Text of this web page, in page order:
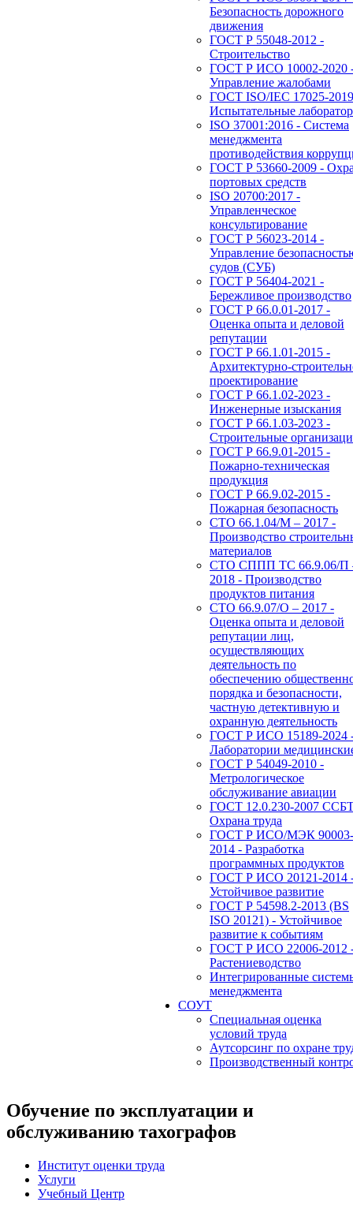
Безопасность дорожного
движения
ГОСТ Р 55048-2012 -
Строительство
ГОСТ Р ИСО 10002-2020
Управление жалобами
ГОСТ ISO/IEC 17025-
Испытательные
ISO 37001:2016 - Система
менеджмента
противодействия
ГОСТ Р 53660-2009 -
портовых средств
ISO 20700:2017 -
Управленческое
консультирование
ГОСТ Р 56023-2014 -
Управление
судов (СУБ)
ГОСТ Р 56404-2021 -
Бережливое производство
ГОСТ Р 66.0.01-2017 -
Оценка опыта и деловой
репутации
ГОСТ Р 66.1.01-2015 -
Архитектурно-
проектирование
ГОСТ Р 66.1.02-2023 -
Инженерные изыскания
ГОСТ Р 66.1.03-2023 -
Строительные
ГОСТ Р 66.9.01-2015 -
Пожарно-техническая
продукция
ГОСТ Р 66.9.02-2015 -
Пожарная безопасность
СТО 66.1.04/М – 2017 -
Производство
материалов
СТО СППП ТС 66.9.06/П
2018 - Производство
продуктов питания
СТО 66.9.07/О – 2017 -
Оценка опыта и деловой
репутации лиц,
осуществляющих
деятельность по
обеспечению
порядка и безопасности,
частную детективную и
охранную деятельность
ГОСТ Р ИСО 15189-2024
Лаборатории
ГОСТ Р 54049-2010 -
Метрологическое
обслуживание авиации
ГОСТ 12.0.230-2007
Охрана труда
ГОСТ Р ИСО/МЭК 90003-
2014 - Разработка
программных продуктов
ГОСТ Р ИСО 20121-2014
Устойчивое развитие
ГОСТ Р 54598.2-2013 (BS
ISO 20121) - Устойчивое
развитие к событиям
ГОСТ Р ИСО 22006-2012
Растениеводство
Интегрированные
менеджмента
СОУТ
Специальная оценка
условий труда
Аутсорсинг по охране
Производственный
Обучение по эксплуатации и
обслуживанию тахографов
Институт оценки труда
Услуги
Учебный Центр